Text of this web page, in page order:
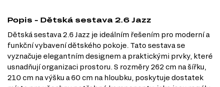
Popis - Dětská sestava 2.6 Jazz
Dětská sestava 2.6 Jazz je ideálním řešením pro moderní a
funkční vybavení dětského pokoje. Tato sestava se
vyznačuje elegantním designem a praktickými prvky, které
usnadňují organizaci prostoru. S rozměry 262 cm na šířku,
210 cm na výšku a 60 cm na hloubku, poskytuje dostatek